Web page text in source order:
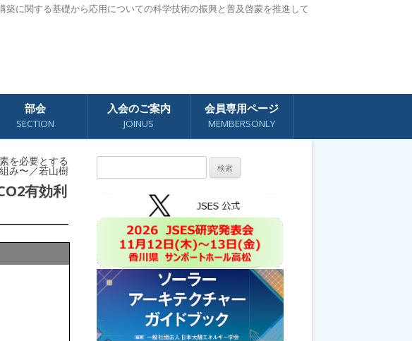
に関する基礎から応用についての科学技術の振興と普及啓蒙を推進して
部会
SECTION
入会のご案内
JOINUS
会員専用ページ
MEMBERSONLY
を必要とする
み〜／若山樹
有効利
索: